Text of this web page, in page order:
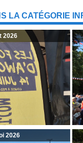
LA CATÉGORIE
2026
2026